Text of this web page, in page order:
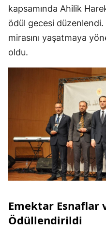
kapsamında Ahilik
ödül gecesi
mirasını yaşatmaya
oldu.
Emektar Esnaflar
Ödüllendirildi